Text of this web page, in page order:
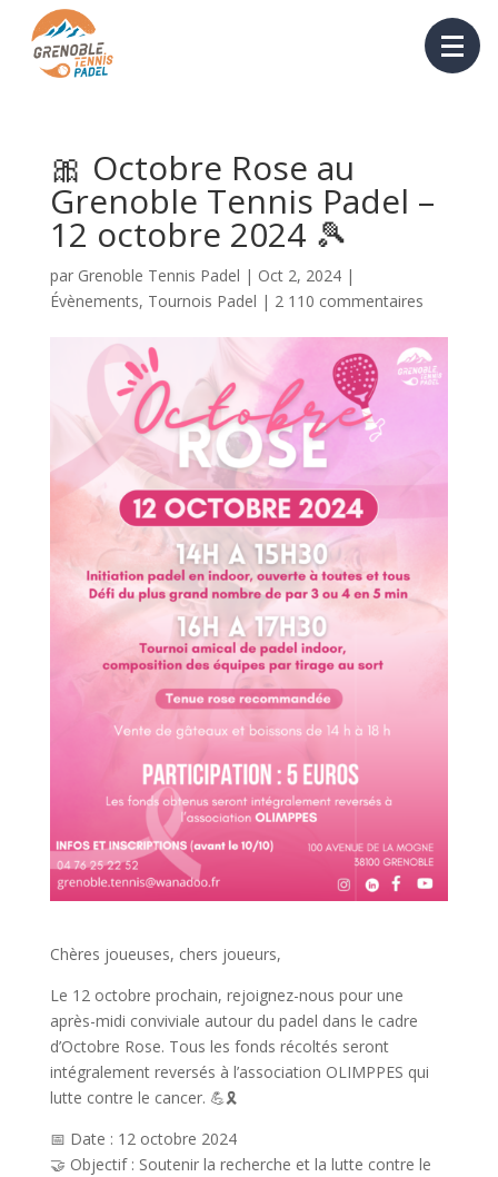
🎀 Octobre Rose au
Grenoble Tennis Padel –
12 octobre 2024 🎾
par Grenoble Tennis Padel | Oct 2, 2024|
Évènements, Tournois Padel | 2 110 commentaires
Chères joueuses, chers joueurs,
Le 12 octobre prochain, rejoignez-nous pour une
après-midi conviviale autour du padel dans le cadre
d’Octobre Rose. Tous les fonds récoltés seront
intégralement reversés à l’association OLIMPPES qui
lutte contre le cancer. 💪🎗️
📅 Date : 12 octobre 2024
🤝 Objectif : Soutenir la recherche et la lutte contre le